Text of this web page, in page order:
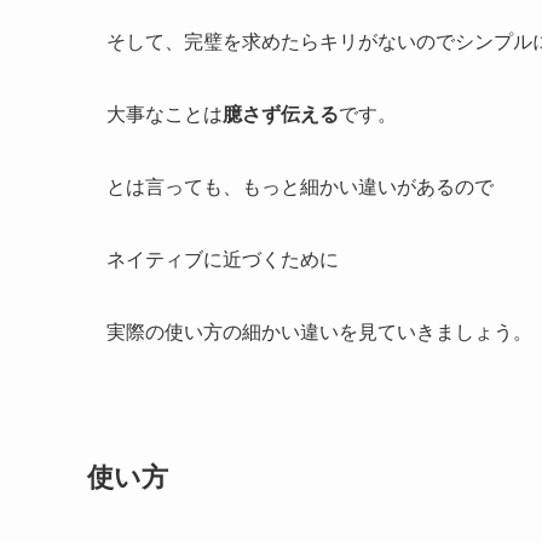
そして、完璧を求めたらキリがないのでシンプル
大事なことは臆さず伝えるです。
とは言っても、もっと細かい違いがあるので
ネイティブに近づくために
実際の使い方の細かい違いを見ていきましょう。
使い方